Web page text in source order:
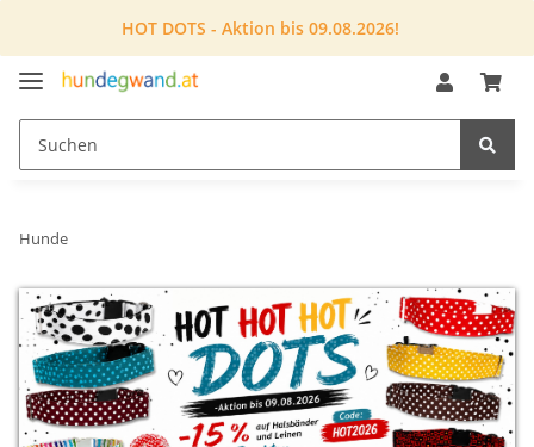
HOT DOTS - Aktion bis 09.08.2026!
Hunde